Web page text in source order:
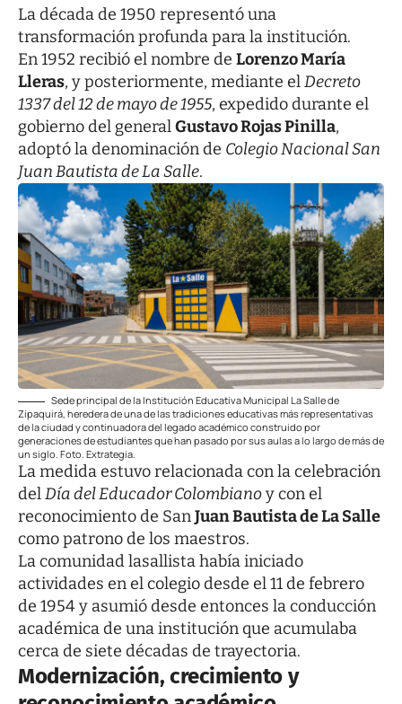
La década de 1950 representó una
transformación profunda para la institución.
En 1952 recibió el nombre de Lorenzo María
Lleras, y posteriormente, mediante elDecreto
1337 del 12 de mayo de 1955, expedido durante el
gobierno del generalGustavo Rojas Pinilla,
adoptó la denominación de Colegio Nacional San
Juan Bautista de La Salle.
Sede principal de la Institución Educativa Municipal La Salle de
Zipaquirá, heredera de una de las tradiciones educativas más representativas
de la ciudad y continuadora del legado académico construido por
generaciones de estudiantes que han pasado por sus aulas a lo largo de más de
un siglo. Foto. Extrategia.
La medida estuvo relacionada con la celebración
delDía del Educador Colombianoy con el
reconocimiento de SanJuan Bautista de La Salle
como patrono de los maestros.
La comunidad lasallista había iniciado
actividades en el colegio desde el 11 de febrero
de 1954 y asumió desde entonces la conducción
académica de una institución que acumulaba
cerca de siete décadas de trayectoria.
Modernización, crecimiento y